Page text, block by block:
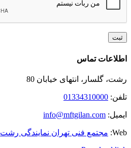
Toggle
Bar
Area
اطلاعات تماس
رشت، گلسار، انتهای خیابان 80
تلفن: 01334310000
ایمیل: info@mftgilan.com
Web: مجتمع فنی تهران نمایندگی رشت